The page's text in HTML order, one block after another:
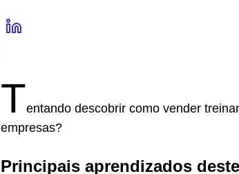
Tentando descobrir como vender
empresas?
Principais aprendizados